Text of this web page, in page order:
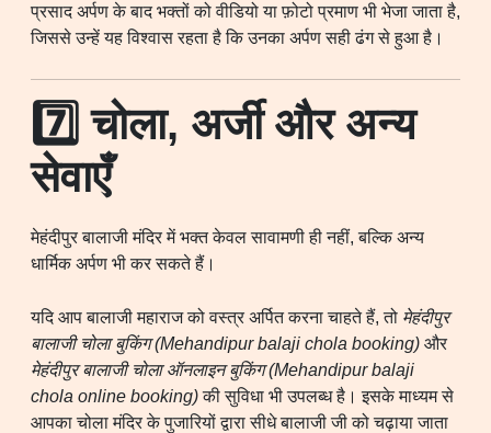
प्रसाद अर्पण के बाद भक्तों को वीडियो या फ़ोटो प्रमाण भी भेजा जाता है,
जिससे उन्हें यह विश्वास रहता है कि उनका अर्पण सही ढंग से हुआ है।
7️⃣ चोला, अर्जी और अन्य
सेवाएँ
मेहंदीपुर बालाजी मंदिर में भक्त केवल सावामणी ही नहीं, बल्कि अन्य
धार्मिक अर्पण भी कर सकते हैं।
यदि आप बालाजी महाराज को वस्त्र अर्पित करना चाहते हैं, तो मेहंदीपुर
बालाजी चोला बुकिंग (Mehandipur balaji chola booking) और
मेहंदीपुर बालाजी चोला ऑनलाइन बुकिंग (Mehandipur balaji
chola online booking)की सुविधा भी उपलब्ध है। इसके माध्यम से
आपका चोला मंदिर के पुजारियों द्वारा सीधे बालाजी जी को चढ़ाया जाता